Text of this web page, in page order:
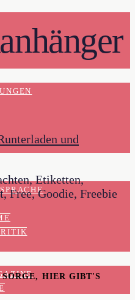
Etiketten,
Free, Goodie, Freebie
HIER GIBT'S